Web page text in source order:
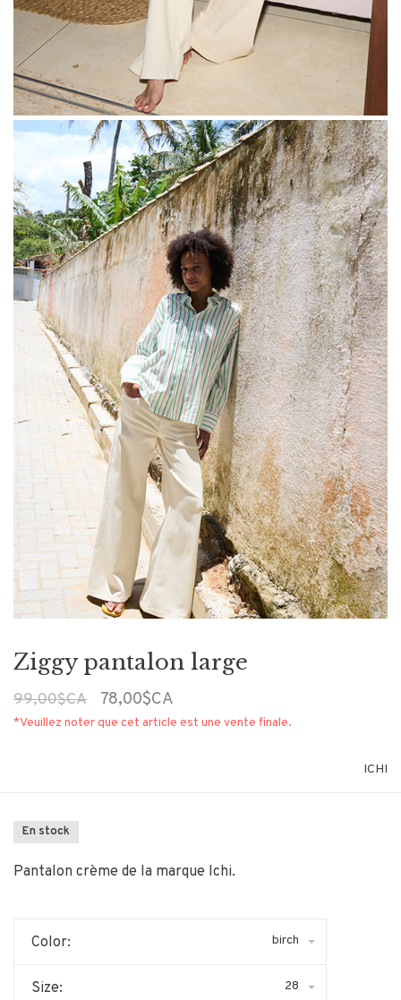
Ziggy pantalon large
99,00$CA 78,00$CA
*Veuillez noter que cet article est une vente finale.
ICHI
En stock
Pantalon crème de la marque Ichi.
Color: birch
Size: 28